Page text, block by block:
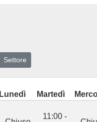
Settore
Lunedì Martedì
11:00 -